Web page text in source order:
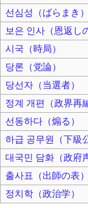
선심성（ばらまき）
보은 인사（恩返し
시국（時局）
당론（党論）
당선자（当選者）
정계 개편（政界再
선동하다（煽る）
하급 공무원（下級
대국민 담화（政府
출사표（出師の表）
정치학（政治学）